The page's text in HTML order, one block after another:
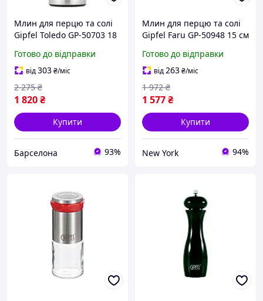
Млин для перцю та солі
Gipfel Toledo GP-50703 18
Готово до відправки
від303₴/міс
1 820₴
2 275 ₴
Купити
Барселона 93%
Млин для перцю та солі
Gipfel Faru GP-50948 15 см
Готово до відправки
від263₴/міс
1 577₴
1 972 ₴
Купити
New York 94%